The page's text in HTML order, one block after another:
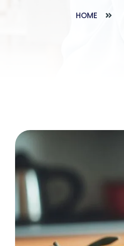
HOME